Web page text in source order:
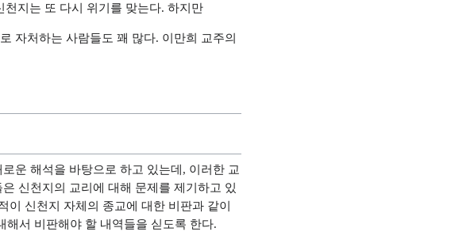
지는 또 다시 위기를 맞는다. 하지만
자처하는 사람들도 꽤 많다. 이만희 교주의
운 해석을 바탕으로 하고 있는데, 이러한 교
신천지의 교리에 대해 문제를 제기하고 있
신천지 자체의 종교에 대한 비판과 같이
해서 비판해야 할 내역들을 싣도록 한다.